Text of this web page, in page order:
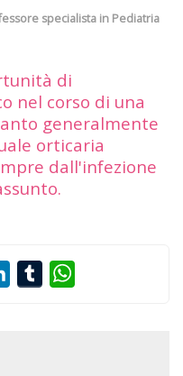
specialista in Pediatria
di
nel corso di una
generalmente
orticaria
dall'infezione
LinkedInTumblr